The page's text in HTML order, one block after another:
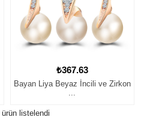
₺367.63
Bayan Liya Beyaz İncili ve Zirkon
...
ürün listelendi